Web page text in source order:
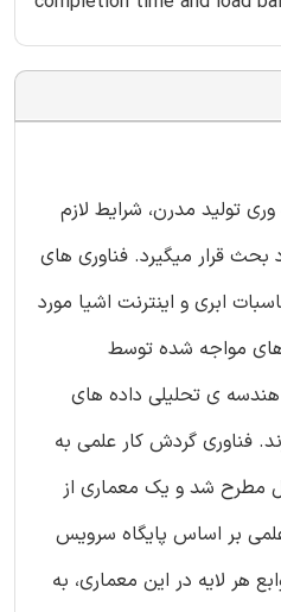
تولید مدرن، شرایط لازم
قرار میگیرد. فناوری های
ابری و اینترنت اشیا مورد
های مواجه شده توسط
ی تحلیلی داده های
فناوری گردش کار علمی به
مطرح شد و یک معماری از
بر اساس پایگاه سرویس
هر لایه در این معماری، به